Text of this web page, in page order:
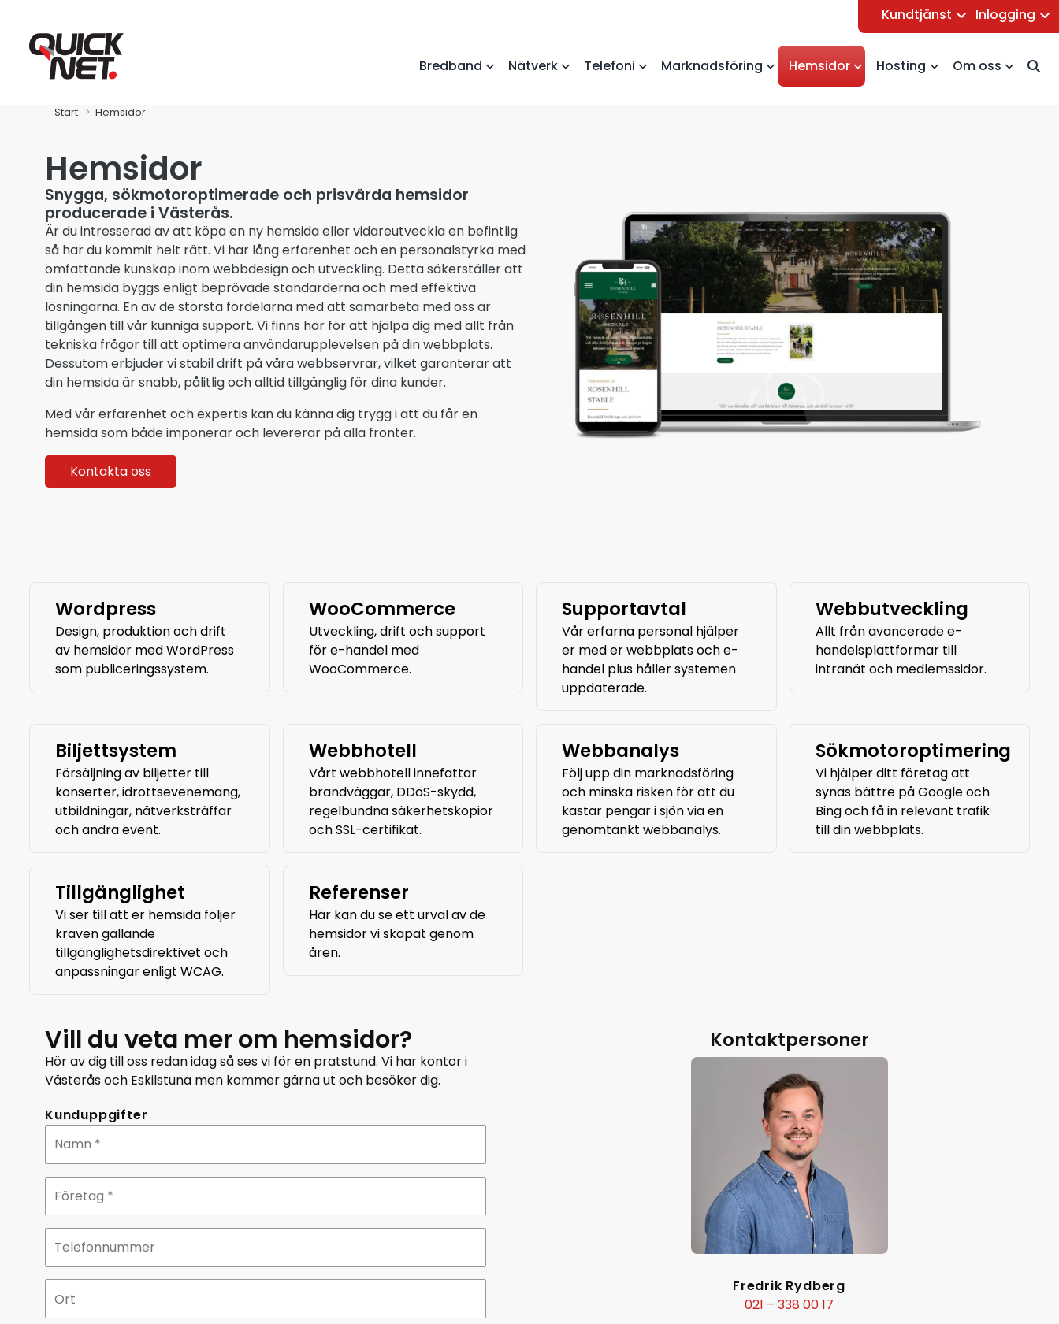
Kundtjänst Inlogging
Bredband
Fibra
Global Connect
Zitius
Nätverk Telefoni Marknadsföring Hemsidor Hosting Om oss
Start Hemsidor
Hemsidor
Snygga, sökmotoroptimerade och prisvärda hemsidor
producerade i Västerås.
Är du intresserad av att köpa en ny hemsida eller vidareutveckla en befintlig
så har du kommit helt rätt. Vi har lång erfarenhet och en personalstyrka med
omfattande kunskap inom webbdesign och utveckling. Detta säkerställer att
din hemsida byggs enligt beprövade standarderna och med effektiva
lösningarna. En av de största fördelarna med att samarbeta med oss är
tillgången till vår kunniga support. Vi finns här för att hjälpa dig med allt från
tekniska frågor till att optimera användarupplevelsen på din webbplats.
Dessutom erbjuder vi stabil drift på våra webbservrar, vilket garanterar att
din hemsida är snabb, pålitlig och alltid tillgänglig för dina kunder.
Med vår erfarenhet och expertis kan du känna dig trygg i att du får en
hemsida som både imponerar och levererar på alla fronter.
Kontakta oss
Wordpress
Design, produktion och drift
av hemsidor med WordPress
som publiceringssystem.
WooCommerce
Utveckling, drift och support
för e-handel med
WooCommerce.
Supportavtal
Vår erfarna personal hjälper
er med er webbplats och e-
handel plus håller systemen
uppdaterade.
Webbutveckling
Allt från avancerade e-
handelsplattformar till
intranät och medlemssidor.
Biljettsystem
Försäljning av biljetter till
konserter, idrottsevenemang,
utbildningar, nätverksträffar
och andra event.
Webbhotell
Vårt webbhotell innefattar
brandväggar, DDoS-skydd,
regelbundna säkerhetskopior
och SSL-certifikat.
Webbanalys
Följ upp din marknadsföring
och minska risken för att du
kastar pengar i sjön via en
genomtänkt webbanalys.
Sökmotoroptimering
Vi hjälper ditt företag att
synas bättre på Google och
Bing och få in relevant trafik
till din webbplats.
Tillgänglighet
Vi ser till att er hemsida följer
kraven gällande
tillgänglighetsdirektivet och
anpassningar enligt WCAG.
Referenser
Här kan du se ett urval av de
hemsidor vi skapat genom
åren.
Vill du veta mer om hemsidor?
Hör av dig till oss redan idag så ses vi för en pratstund. Vi har kontor i
Västerås och Eskilstuna men kommer gärna ut och besöker dig.
Kunduppgifter
Kontaktpersoner
Fredrik Rydberg
021 – 338 00 17